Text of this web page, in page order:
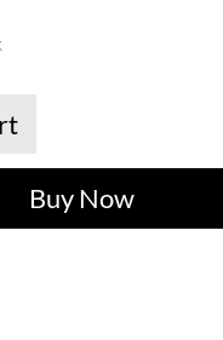
Buy Now